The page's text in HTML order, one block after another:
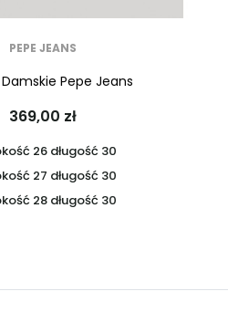
PEPE JEANS
Pepe Jeans
369,00 zł
26 długość 30
27 długość 30
28 długość 30